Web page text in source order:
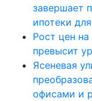
завершает
ипотеки
Рост цен
превысит
Ясеневая
офисами и